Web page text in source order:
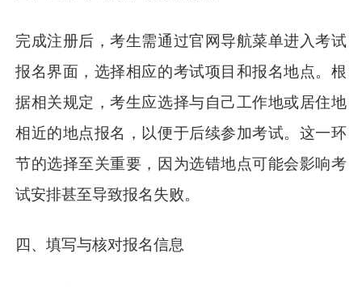
完成注册后，考生需通过官网导航菜单进入考试
报名界面，选择相应的考试项目和报名地点。根
据相关规定，考生应选择与自己工作地或居住地
相近的地点报名，以便于后续参加考试。这一环
节的选择至关重要，因为选错地点可能会影响考
试安排甚至导致报名失败。
四、填写与核对报名信息